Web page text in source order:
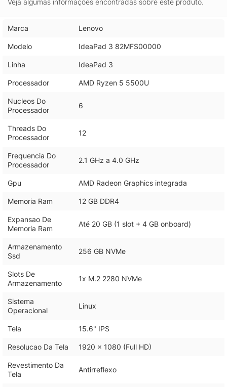
Marca Lenovo
Modelo IdeaPad 3 82MFS00000
Linha IdeaPad 3
Processador AMD Ryzen 5 5500U
Nucleos Do
Processador
6
Threads Do
Processador
12
Frequencia Do
Processador
2.1 GHz a 4.0 GHz
Gpu AMD Radeon Graphics integrada
Memoria Ram 12 GB DDR4
Expansao De
Memoria Ram
Até 20 GB (1 slot + 4 GB onboard)
Armazenamento
Ssd
256 GB NVMe
Slots De
Armazenamento
1x M.2 2280 NVMe
Sistema
Operacional
Linux
Tela 15.6" IPS
Resolucao Da Tela 1920 x 1080 (Full HD)
Revestimento Da
Tela
Antirreflexo